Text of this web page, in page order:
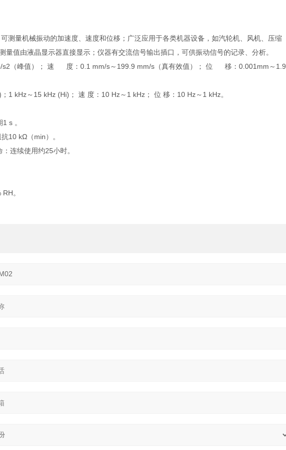
测量机械振动的加速度、速度和位移；广泛应用于各类机器设备，如汽轮机、风机、压缩
量值由液晶显示器直接显示；仪器有交流信号输出插口，可供振动信号的记录、分析。
s2（峰值）； 速 度：0.1 mm/s～199.9 mm/s（真有效值）； 位 移：0.001mm～1.9
1 kHz～15 kHz (Hi)； 速 度：10 Hz～1 kHz； 位 移：10 Hz～1 kHz。
s 。
10 kΩ（min）。
：连续使用约25小时。
。